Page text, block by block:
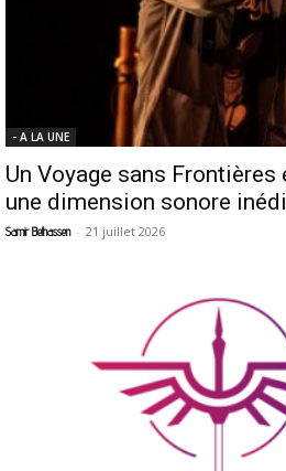
- A LA UNE
Un Voyage sans
une dimension sonore
Samir Belhassen - 21 juillet 2026